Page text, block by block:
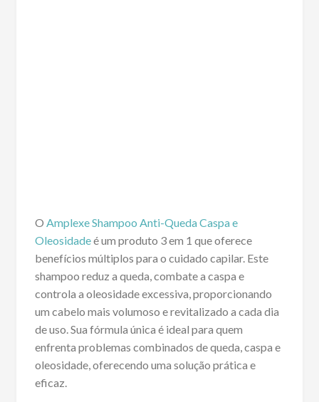
O Amplexe Shampoo Anti-Queda Caspa e
Oleosidadeé um produto 3 em 1 que oferece
benefícios múltiplos para o cuidado capilar. Este
shampoo reduz a queda, combate a caspa e
controla a oleosidade excessiva, proporcionando
um cabelo mais volumoso e revitalizado a cada dia
de uso. Sua fórmula única é ideal para quem
enfrenta problemas combinados de queda, caspa e
oleosidade, oferecendo uma solução prática e
eficaz.